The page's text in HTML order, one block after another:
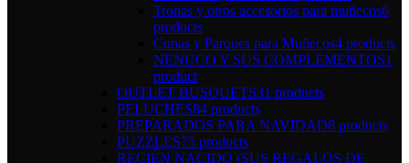
Tronas y otros accesorios para muñecos6
products
Cunas y Parques para Muñecos4 products
NENUCO Y SUS COMPLEMENTOS1
product
OUTLET BUSQUETS31 products
PELUCHES84 products
PREPARADOS PARA NAVIDAD8 products
PUZZLES75 products
RECIÉN NACIDO (SUS REGALOS DE